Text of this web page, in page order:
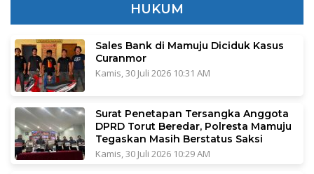
HUKUM
Sales Bank di Mamuju Diciduk Kasus
Curanmor
Kamis, 30 Juli 2026 10:31 AM
Surat Penetapan Tersangka Anggota
DPRD Torut Beredar, Polresta Mamuju
Tegaskan Masih Berstatus Saksi
Kamis, 30 Juli 2026 10:29 AM